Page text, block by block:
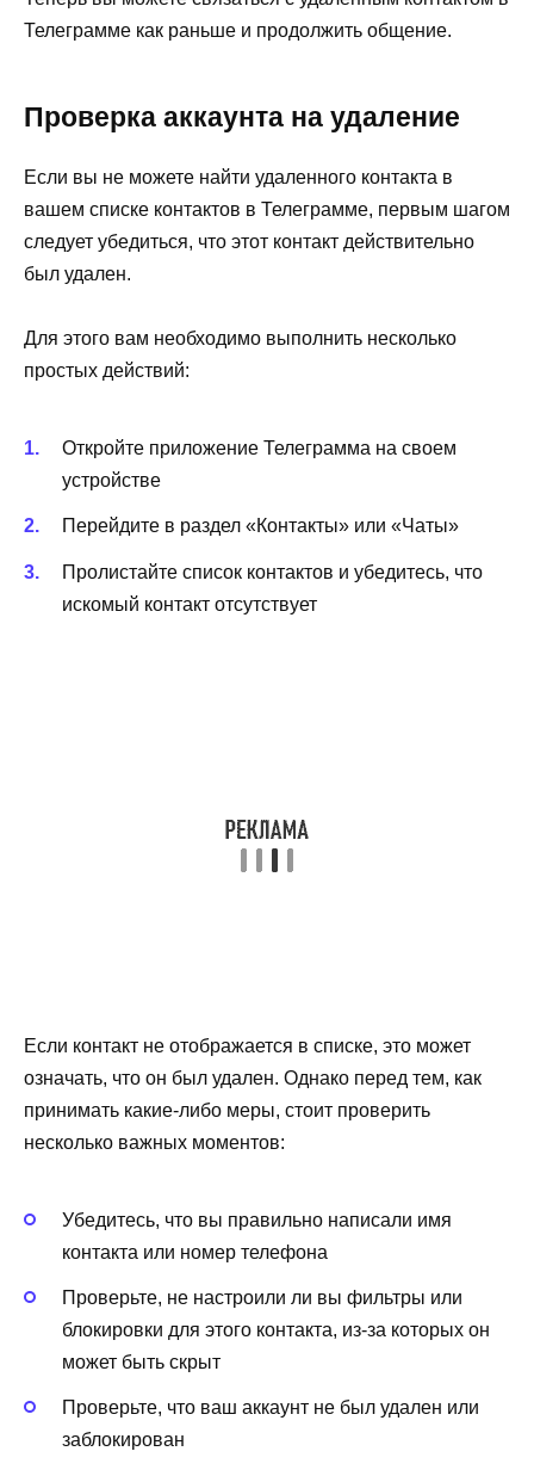
Телеграмме как раньше и продолжить общение.
Проверка аккаунта на удаление
Если вы не можете найти удаленного контакта в
вашем списке контактов в Телеграмме, первым шагом
следует убедиться, что этот контакт действительно
был удален.
Для этого вам необходимо выполнить несколько
простых действий:
Откройте приложение Телеграмма на своем
устройстве
Перейдите в раздел «Контакты» или «Чаты»
Пролистайте список контактов и убедитесь, что
искомый контакт отсутствует
Если контакт не отображается в списке, это может
означать, что он был удален. Однако перед тем, как
принимать какие-либо меры, стоит проверить
несколько важных моментов:
Убедитесь, что вы правильно написали имя
контакта или номер телефона
Проверьте, не настроили ли вы фильтры или
блокировки для этого контакта, из-за которых он
может быть скрыт
Проверьте, что ваш аккаунт не был удален или
заблокирован